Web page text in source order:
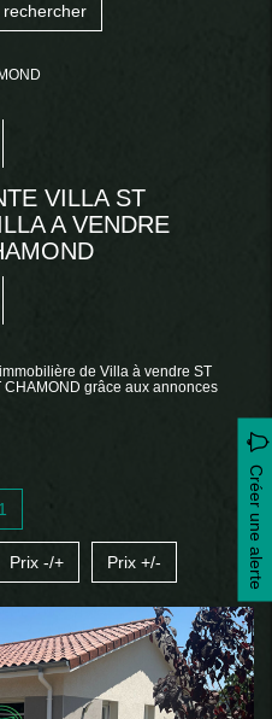
VILLA ST
A VENDRE
de Villa à vendre ST
grâce aux annonces
Créer une alerte
1
Prix -/+ Prix +/-